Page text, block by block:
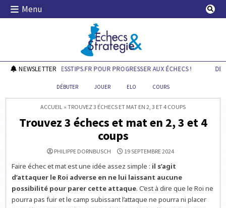
Skip
Menu
Echecs & Stratégie
NEWSLETTER
DÉCOUVREZ CHESSTIPS.FR POUR PROGRESSER AUX ÉCHECS !
DÉBUTER JOUER ELO COURS
ACCUEIL » TROUVEZ 3 ÉCHECS ET MAT EN 2, 3 ET 4 COUPS
Trouvez 3 échecs et mat en 2, 3 et 4
coups
PHILIPPE DORNBUSCH 19 SEPTEMBRE 2024
Faire échec et mat est une idée assez simple : il s’agit
d’attaquer le Roi adverse en ne lui laissant aucune
possibilité pour parer cette attaque. C’est à dire que le Roi ne
pourra pas fuir et le camp subissant l’attaque ne pourra ni placer